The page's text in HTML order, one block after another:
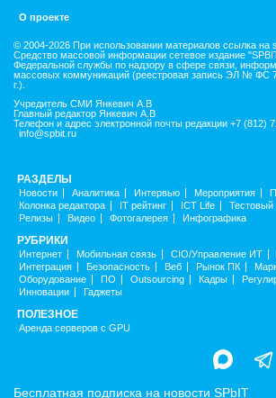
О проекте
© 2004-2026 При использовании материалов ссылка на
Средство массовой информации сетевое издание
Федеральной службы по надзору в сфере связи,
массовых коммуникаций (реестровая запись ЭЛ № ФС
г.).
Учредитель СМИ Янкевич А.В
Главный редактор Янкевич А.В
Телефон и адрес электронной почты редакции +7 (812)
info@spbit.ru
РАЗДЕЛЫ
Новости Аналитика Интервью Мероприятия
Колонка редактора
IT рейтинг ICT Life Тестовый
Релизы
Видео Фотогалерея Инфографика
РУБРИКИ
Интернет Мобильная связь CIO/Управление ИТ
Интеграция
Безопасность Веб Рынок ПК
Оборудование
ПО Outsourcing Кадры
Инновации
Гаджеты
ПОЛЕЗНОЕ
Аренда серверов с GPU
Бесплатная подписка на новости SPbIT